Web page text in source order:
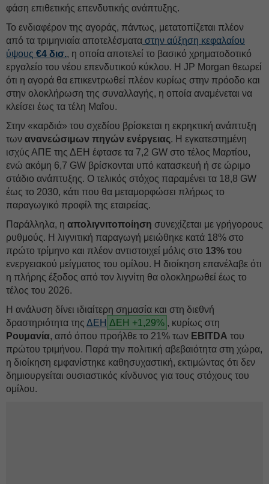
φάση επιθετικής επενδυτικής ανάπτυξης.
Το ενδιαφέρον της αγοράς, πάντως, μετατοπίζεται πλέον
από τα τριμηνιαία αποτελέσματα στην αύξηση κεφαλαίου
ύψους €4 δισ., η οποία αποτελεί το βασικό χρηματοδοτικό
εργαλείο του νέου επενδυτικού κύκλου. Η JP Morgan θεωρεί
ότι η αγορά θα επικεντρωθεί πλέον κυρίως στην πρόοδο και
στην ολοκλήρωση της συναλλαγής, η οποία αναμένεται να
κλείσει έως τα τέλη Μαΐου.
Στην «καρδιά» του σχεδίου βρίσκεται η εκρηκτική ανάπτυξη
των ανανεώσιμων πηγών ενέργειας. Η εγκατεστημένη
ισχύς ΑΠΕ της ΔΕH έφτασε τα 7,2 GW στο τέλος Μαρτίου,
ενώ ακόμη 6,7 GW βρίσκονται υπό κατασκευή ή σε ώριμο
στάδιο ανάπτυξης. Ο τελικός στόχος παραμένει τα 18,8 GW
έως το 2030, κάτι που θα μεταμορφώσει πλήρως το
παραγωγικό προφίλ της εταιρείας.
Παράλληλα, η απολιγνιτοποίηση συνεχίζεται με γρήγορους
ρυθμούς. Η λιγνιτική παραγωγή μειώθηκε κατά 18% στο
πρώτο τρίμηνο και πλέον αντιστοιχεί μόλις στο 13% του
ενεργειακού μείγματος του ομίλου. Η διοίκηση επανέλαβε ότι
η πλήρης έξοδος από τον λιγνίτη θα ολοκληρωθεί έως το
τέλος του 2026.
Η ανάλυση δίνει ιδιαίτερη σημασία και στη διεθνή
δραστηριότητα της ΔΕΗ ΔΕΗ +1,29% , κυρίως στη
Ρουμανία, από όπου προήλθε το 21% των EBITDA του
πρώτου τριμήνου. Παρά την πολιτική αβεβαιότητα στη χώρα,
η διοίκηση εμφανίστηκε καθησυχαστική, εκτιμώντας ότι δεν
δημιουργείται ουσιαστικός κίνδυνος για τους στόχους του
ομίλου.